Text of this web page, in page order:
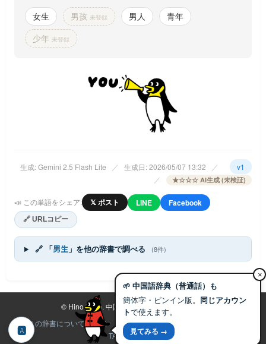
女生 男孩 未登録 男人
青年
少年 未登録
生成: Gemini 2.5 Flash Lite ／ 生成日: 2026/05/07 13:32 ／
v1
／
★☆☆☆ AI生成 (未検証)
📣 この単語をシェア: 𝕏 ポスト LINE Facebook
🔗 URLコピー
🔗 「男生」を他の辞書で調べる (8件)
© Hino Labo. 中国語辞典プロジェクト 2025-
この辞書について プラン ヘルプ 利用規約
TANゴペンギン
×
🌱 中国語辞典（普通話）も
簡体字・ピンイン版。 同じアカウン
トで使えます。
見てみる →
🅰